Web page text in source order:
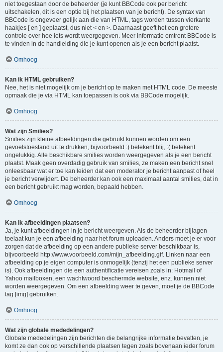
niet toegestaan door de beheerder (je kunt BBCode ook per bericht
uitschakelen, dit is een optie bij het plaatsen van je bericht). De syntax van
BBCode is ongeveer gelijk aan die van HTML, tags worden tussen vierkante
haakjes [ en ] geplaatst, dus niet < en >. Daarnaast geeft het een grotere
controle over hoe iets wordt weergegeven. Meer informatie omtrent BBCode is
te vinden in de handleiding die je kunt openen als je een bericht plaatst.
Omhoog
Kan ik HTML gebruiken?
Nee, het is niet mogelijk om je bericht op te maken met HTML code. De meeste
opmaak die je via HTML kan toepassen is ook via BBCode mogelijk.
Omhoog
Wat zijn Smilies?
Smilies zijn kleine afbeeldingen die gebruikt kunnen worden om een
gevoelstoestand uit te drukken, bijvoorbeeld :) betekent blij, :( betekent
ongelukkig. Alle beschikbare smilies worden weergegeven als je een bericht
plaatst. Maak geen overdadig gebruik van smilies, ze maken een bericht snel
onleesbaar wat er toe kan leiden dat een moderator je bericht aanpast of heel
je bericht verwijdert. De beheerder kan ook een maximaal aantal smilies, dat in
een bericht gebruikt mag worden, bepaald hebben.
Omhoog
Kan ik afbeeldingen plaatsen?
Ja, je kunt afbeeldingen in je bericht weergeven. Als de beheerder bijlagen
toelaat kun je een afbeelding naar het forum uploaden. Anders moet je er voor
zorgen dat de afbeelding op een andere publieke server beschikbaar is,
bijvoorbeeld http://www.voorbeeld.com/mijn_afbeelding.gif. Linken naar een
afbeelding op je eigen computer is onmogelijk (tenzij het een publieke server
is). Ook afbeeldingen die een authentificatie vereisen zoals in: Hotmail of
Yahoo mailboxen, een wachtwoord beschermde website, enz. kunnen niet
worden weergegeven. Om een afbeelding weer te geven, moet je de BBCode
tag [img] gebruiken.
Omhoog
Wat zijn globale mededelingen?
Globale mededelingen zijn berichten die belangrijke informatie bevatten, je
komt ze dan ook op verschillende plaatsen tegen zoals bovenaan ieder forum